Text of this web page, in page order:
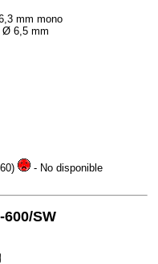
mm mono
Ø 6,5 mm
- No disponible
SW